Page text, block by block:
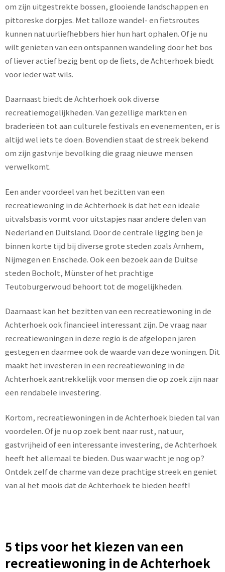
om zijn uitgestrekte bossen, glooiende landschappen en
pittoreske dorpjes. Met talloze wandel- en fietsroutes
kunnen natuurliefhebbers hier hun hart ophalen. Of je nu
wilt genieten van een ontspannen wandeling door het bos
of liever actief bezig bent op de fiets, de Achterhoek biedt
voor ieder wat wils.
Daarnaast biedt de Achterhoek ook diverse
recreatiemogelijkheden. Van gezellige markten en
braderieën tot aan culturele festivals en evenementen, er is
altijd wel iets te doen. Bovendien staat de streek bekend
om zijn gastvrije bevolking die graag nieuwe mensen
verwelkomt.
Een ander voordeel van het bezitten van een
recreatiewoning in de Achterhoek is dat het een ideale
uitvalsbasis vormt voor uitstapjes naar andere delen van
Nederland en Duitsland. Door de centrale ligging ben je
binnen korte tijd bij diverse grote steden zoals Arnhem,
Nijmegen en Enschede. Ook een bezoek aan de Duitse
steden Bocholt, Münster of het prachtige
Teutoburgerwoud behoort tot de mogelijkheden.
Daarnaast kan het bezitten van een recreatiewoning in de
Achterhoek ook financieel interessant zijn. De vraag naar
recreatiewoningen in deze regio is de afgelopen jaren
gestegen en daarmee ook de waarde van deze woningen. Dit
maakt het investeren in een recreatiewoning in de
Achterhoek aantrekkelijk voor mensen die op zoek zijn naar
een rendabele investering.
Kortom, recreatiewoningen in de Achterhoek bieden tal van
voordelen. Of je nu op zoek bent naar rust, natuur,
gastvrijheid of een interessante investering, de Achterhoek
heeft het allemaal te bieden. Dus waar wacht je nog op?
Ontdek zelf de charme van deze prachtige streek en geniet
van al het moois dat de Achterhoek te bieden heeft!
5 tips voor het kiezen van een
recreatiewoning in de Achterhoek